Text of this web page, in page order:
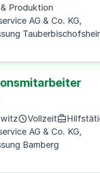
Produktion
AG & Co. KG,
Vollzeit
AG & Co. KG,
Bamberg